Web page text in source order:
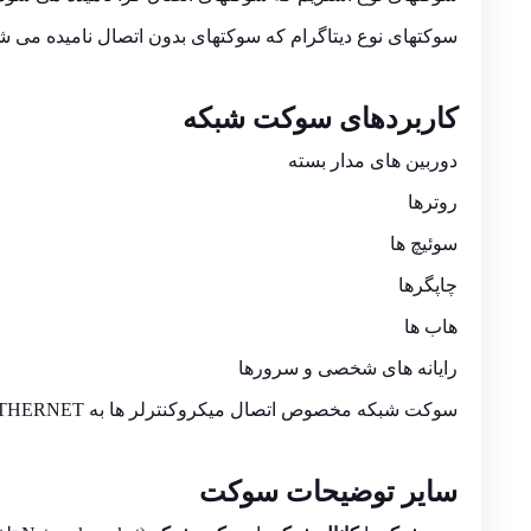
سوکتهای نوع دیتاگرام که سوکتهای بدون اتصال نامیده می
کاربردهای سوکت شبکه
دوربین های مدار بسته
روترها
سوئیچ ها
چاپگرها
هاب ها
رایانه های شخصی و سرورها
سوکت شبکه مخصوص اتصال میکروکنترلر ها به ETHERNET
سایر توضیحات سوکت